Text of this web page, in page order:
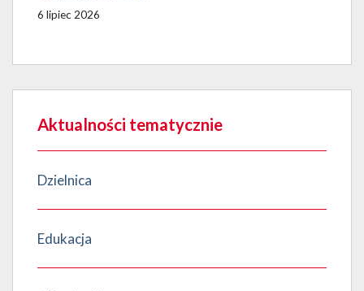
6 lipiec 2026
Aktualności tematycznie
Dzielnica
Edukacja